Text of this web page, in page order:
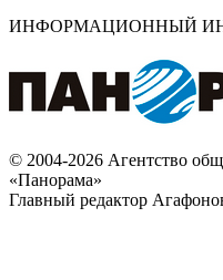
ИНФОРМАЦИОННЫЙ
© 2004-2026 Агентство
«Панорама»
Главный редактор